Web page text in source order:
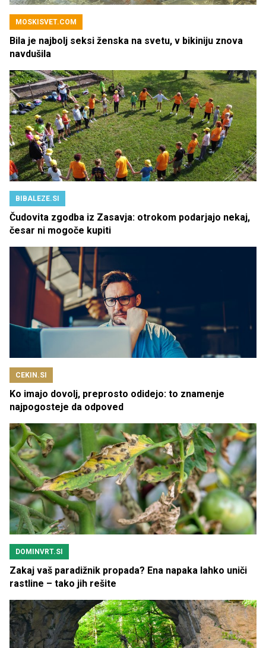
MOSKISVET.COM
Bila je najbolj seksi ženska na svetu, v bikiniju znova
navdušila
BIBALEZE.SI
Čudovita zgodba iz Zasavja: otrokom podarjajo nekaj,
česar ni mogoče kupiti
CEKIN.SI
Ko imajo dovolj, preprosto odidejo: to znamenje
najpogosteje da odpoved
DOMINVRT.SI
Zakaj vaš paradižnik propada? Ena napaka lahko uniči
rastline – tako jih rešite